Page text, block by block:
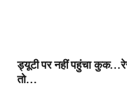
ड्यूटी पर नहीं पहुंचा
तो…